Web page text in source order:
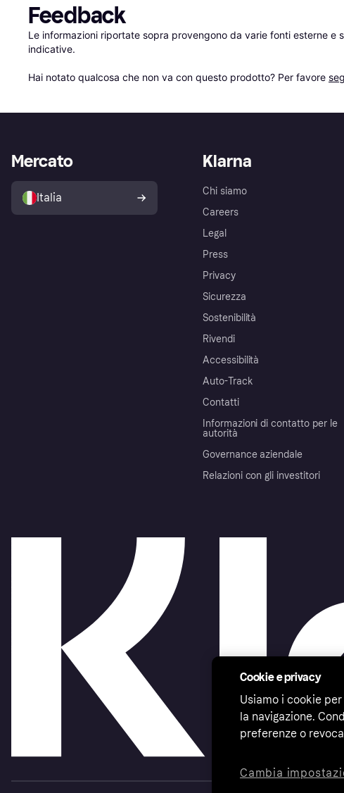
Feedback
Le informazioni riportate sopra provengono da varie fonti esterne e
indicative.
Hai notato qualcosa che non va con questo prodotto? Per favore
Klarna
Chi siamo
Careers
Legal
Press
Privacy
Sicurezza
Sostenibilità
Rivendi
Accessibilità
Auto-Track
Contatti
Informazioni di contatto per le
autorità
Governance aziendale
Relazioni con gli investitori
Mercato
Italia
Cookie e privacy
Usiamo i cookie
la navigazione.
preferenze o
Cambia